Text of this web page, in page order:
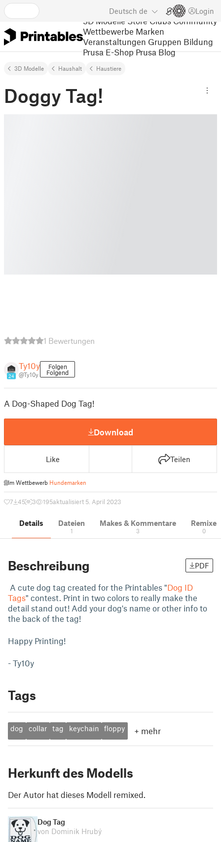
Deutsch de Login
3D Modelle Store Clubs Community
Wettbewerbe Marken
Veranstaltungen Gruppen Bildung
Prusa E-Shop Prusa Blog
3D Modelle Haushalt Haustiere
Doggy Tag!
1 Bewertungen
24
Ty10y
@Ty10y
Folgen
Folgend
A Dog-Shaped Dog Tag!
Download
Like Teilen
Im Wettbewerb Hundemarken
7 45 3 195aktualisiert 5. April 2023
Details Dateien
1
Makes & Kommentare
3
Remixe
0
Beschreibung PDF
A cute dog tag created for the Printables "Dog ID
Tags" contest. Print in two colors to really make the
detail stand out! Add your dog's name or other info to
the back of the tag!
Happy Printing!
- Ty10y
Tags
dog collar tag keychain floppy + mehr
Herkunft des Modells
Der Autor hat dieses Modell remixed.
Dog Tag
von Dominik Hrubý